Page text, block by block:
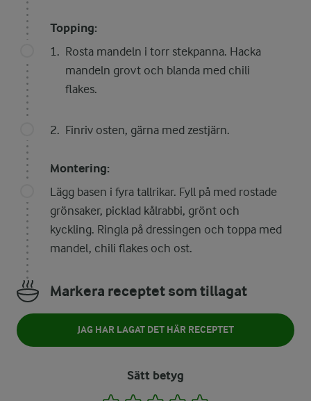
Topping:
Rosta mandeln i torr stekpanna. Hacka
mandeln grovt och blanda med chili
flakes.
Finriv osten, gärna med zestjärn.
Montering:
Lägg basen i fyra tallrikar. Fyll på med rostade
grönsaker, picklad kålrabbi, grönt och
kyckling. Ringla på dressingen och toppa med
mandel, chili flakes och ost.
Markera receptet som tillagat
JAG HAR LAGAT DET HÄR RECEPTET
Sätt betyg